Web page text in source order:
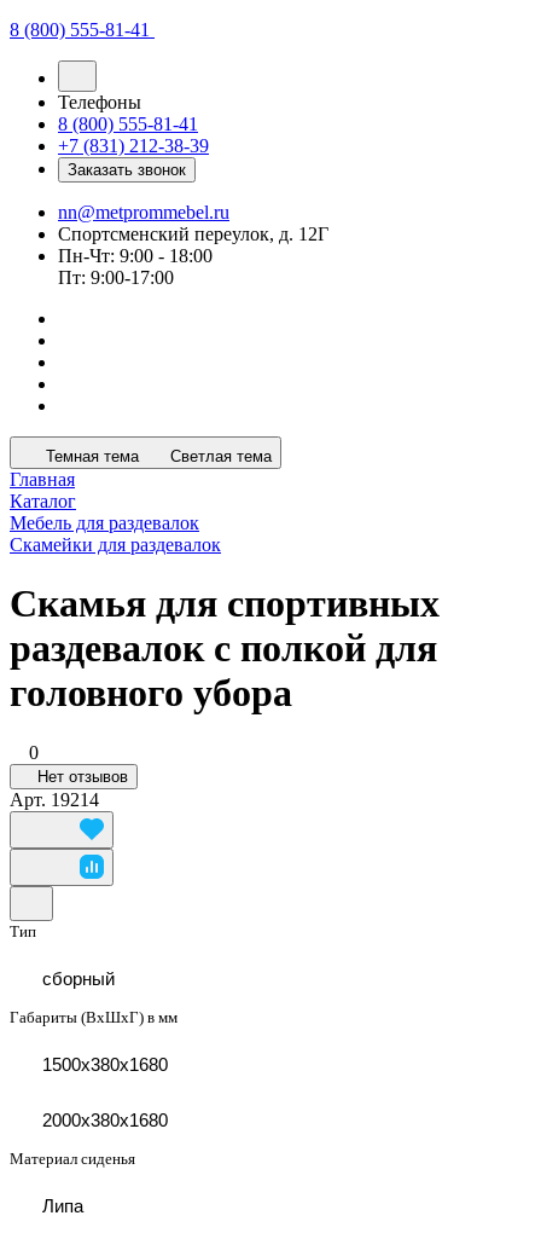
8 (800) 555-81-41
Телефоны
8 (800) 555-81-41
+7 (831) 212-38-39
Заказать звонок
nn@metprommebel.ru
Спортсменский переулок, д. 12Г
Пн-Чт: 9:00 - 18:00
Пт: 9:00-17:00
Темная тема Светлая тема
Главная
Каталог
Мебель для раздевалок
Скамейки для раздевалок
Скамья для спортивных
раздевалок с полкой для
головного убора
0
Нет отзывов
Арт. 19214
Тип
сборный
Габариты (ВхШхГ) в мм
1500x380x1680
2000x380x1680
Материал сиденья
Липа